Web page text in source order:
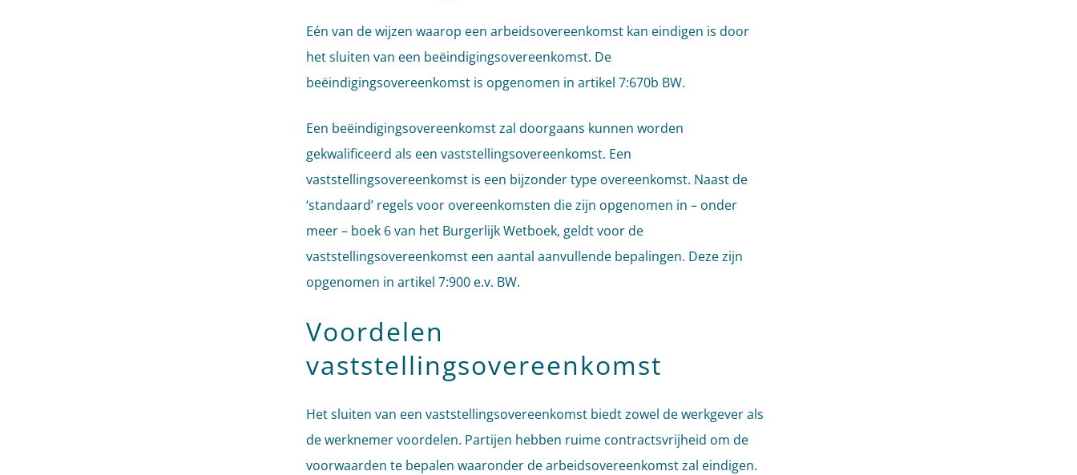
Eén van de wijzen waarop een arbeidsovereenkomst kan eindigen is door
het sluiten van een beëindigingsovereenkomst. De
beëindigingsovereenkomst is opgenomen in artikel 7:670b BW.
Een beëindigingsovereenkomst zal doorgaans kunnen worden
gekwalificeerd als een vaststellingsovereenkomst. Een
vaststellingsovereenkomst is een bijzonder type overeenkomst. Naast de
‘standaard’ regels voor overeenkomsten die zijn opgenomen in – onder
meer – boek 6 van het Burgerlijk Wetboek, geldt voor de
vaststellingsovereenkomst een aantal aanvullende bepalingen. Deze zijn
opgenomen in artikel 7:900 e.v. BW.
Voordelen
vaststellingsovereenkomst
Het sluiten van een vaststellingsovereenkomst biedt zowel de werkgever als
de werknemer voordelen. Partijen hebben ruime contractsvrijheid om de
voorwaarden te bepalen waaronder de arbeidsovereenkomst zal eindigen.